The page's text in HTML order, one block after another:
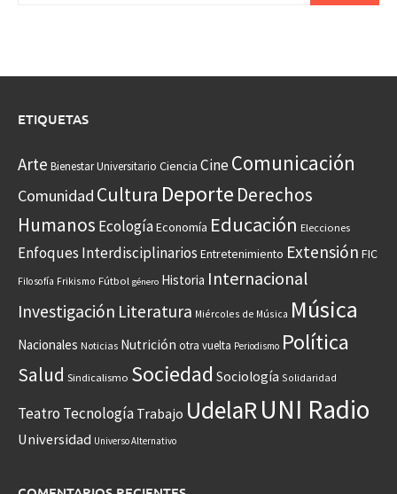
ETIQUETAS
Arte Bienestar Universitario Ciencia CineComunicación
Comunidad Cultura Deporte Derechos
Humanos EcologíaEconomía Educación Elecciones
Enfoques Interdisciplinarios Entretenimiento Extensión FIC
Filosofía Frikismo Fútbol género Historia Internacional
Investigación Literatura Miércoles de Música Música
Nacionales Noticias Nutrición otra vuelta Periodismo Política
Salud Sindicalismo Sociedad Sociología Solidaridad
Teatro Tecnología Trabajo UdelaR UNI Radio
Universidad Universo Alternativo